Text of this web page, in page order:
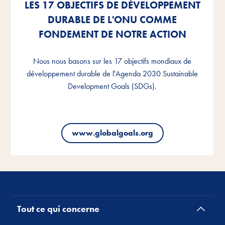
LES 17 OBJECTIFS DE DÉVELOPPEMENT
DURABLE DE L'ONU COMME
FONDEMENT DE NOTRE ACTION
Nous nous basons sur les 17 objectifs mondiaux de
développement durable de l'Agenda 2030 Sustainable
Development Goals (SDGs).
www.globalgoals.org
LES 17 OBJECTIFS DE DÉVELOPPEMENT
DURABLE DE L'ONU COMME
FONDEMENT DE NOTRE ACTION
Nous nous basons sur les 17 objectifs mondiaux de
développement durable de l'Agenda 2030 Sustainable
Development Goals (SDGs).
www.globalgoals.org
LES 17 OBJECTIFS DE DÉVELOPPEMENT
DURABLE DE L'ONU COMME
FONDEMENT DE NOTRE ACTION
Nous nous basons sur les 17 objectifs mondiaux de
développement durable de l'Agenda 2030 Sustainable
Development Goals (SDGs).
www.globalgoals.org
Tout ce qui concerne